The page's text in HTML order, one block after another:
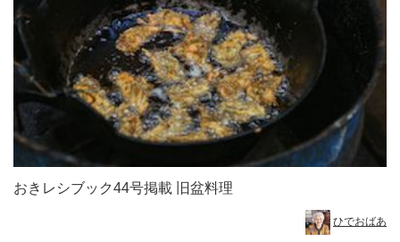
おきレシブック44号掲載 旧盆料理
ひでおばあ